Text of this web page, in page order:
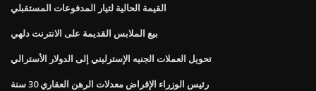
القيمة الحالية لتيار المدفوعات المستقبلي
بيع الملابس القديمة على الانترنت دلهي
تحويل العملات الجنيه الإسترليني إلى الدولار الأسترالي
رئيس الوزراء الإقراض معدلات الرهن العقاري 30 سنة